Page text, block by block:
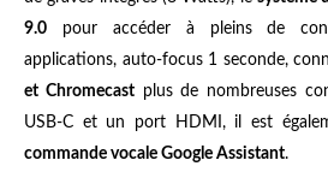
9.0 pour accéder à pleins de
applications, auto-focus 1 seconde,
et Chromecastplus de nombreuses
USB-C et un port HDMI, il est
commande vocale Google Assistant.